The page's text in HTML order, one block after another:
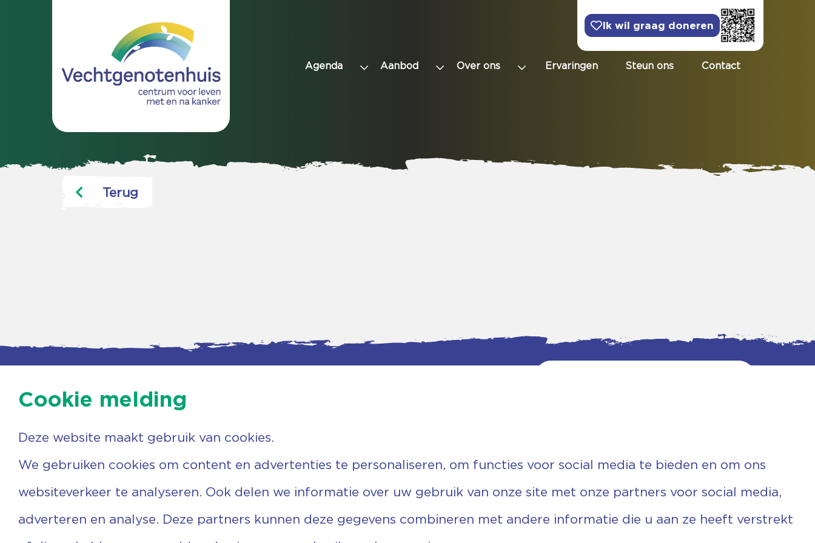
Ik wil graag doneren
Agenda Aanbod Over ons Ervaringen Steun ons Contact
Terug
Agenda
Nieuwsbrief
Vrijwilligers
Steun ons
Contactgegevens
7731 PA Ommen
0529 455 767
info@vechtgenoten.nl
Fiscaal: 819280288
Rek.nr: NL85RABO0127579230
Cookie melding
Deze website maakt gebruik van cookies.
We gebruiken cookies om content en advertenties te personaliseren, om functies voor social media te bieden en om ons
websiteverkeer te analyseren. Ook delen we informatie over uw gebruik van onze site met onze partners voor social media,
adverteren en analyse. Deze partners kunnen deze gegevens combineren met andere informatie die u aan ze heeft verstrekt